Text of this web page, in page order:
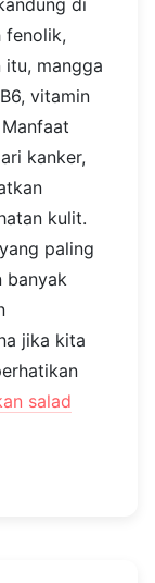
di
fenolik,
itu, mangga
vitamin
kanker,
kulit.
paling
banyak
jika kita
salad